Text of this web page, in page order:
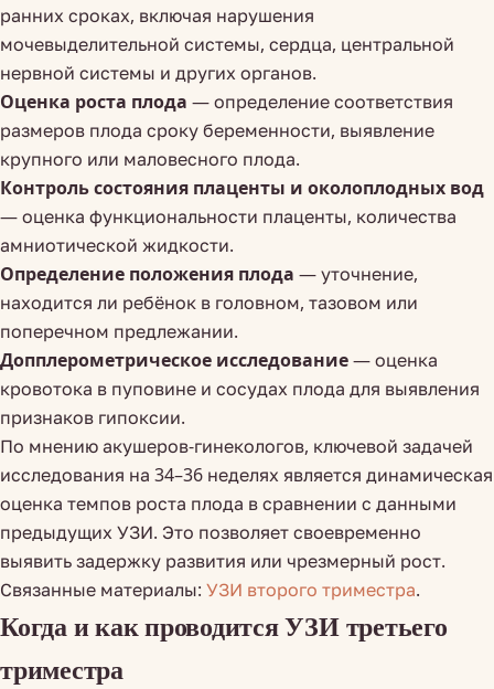
ранних сроках, включая нарушения
мочевыделительной системы, сердца, центральной
нервной системы и других органов.
Оценка роста плода — определение соответствия
размеров плода сроку беременности, выявление
крупного или маловесного плода.
Контроль состояния плаценты и околоплодных вод
— оценка функциональности плаценты, количества
амниотической жидкости.
Определение положения плода — уточнение,
находится ли ребёнок в головном, тазовом или
поперечном предлежании.
Допплерометрическое исследование— оценка
кровотока в пуповине и сосудах плода для выявления
признаков гипоксии.
По мнению акушеров-гинекологов, ключевой задачей
исследования на 34–36 неделях является динамическая
оценка темпов роста плода в сравнении с данными
предыдущих УЗИ. Это позволяет своевременно
выявить задержку развития или чрезмерный рост.
Связанные материалы: УЗИ второго триместра.
Когда и как проводится УЗИ третьего
триместра